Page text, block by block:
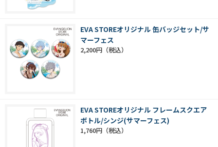
EVA STOREオリジナル 缶バッジセット/サ
マーフェス
2,200円
EVA STOREオリジナル フレームスクエア
ボトル/シンジ(サマーフェス)
1,760円